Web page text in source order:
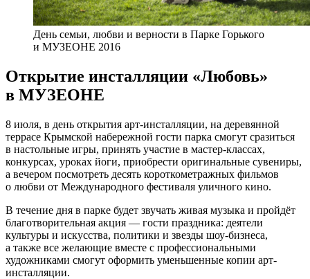
День семьи, любви и верности в Парке Горького
и МУЗЕОНЕ 2016
Открытие инсталляции «Любовь»
в МУЗЕОНЕ
8 июля, в день открытия арт-инсталляции, на деревянной
террасе Крымской набережной гости парка смогут сразиться
в настольные игры, принять участие в мастер-классах,
конкурсах, уроках йоги, приобрести оригинальные сувениры,
а вечером посмотреть десять короткометражных фильмов
о любви от Международного фестиваля уличного кино.
В течение дня в парке будет звучать живая музыка и пройдёт
благотворительная акция — гости праздника: деятели
культуры и искусства, политики и звезды шоу-бизнеса,
а также все желающие вместе с профессиональными
художниками смогут оформить уменьшенные копии арт-
инсталляции.